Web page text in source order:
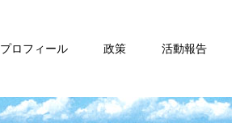
プロフィール 政策 活動報告